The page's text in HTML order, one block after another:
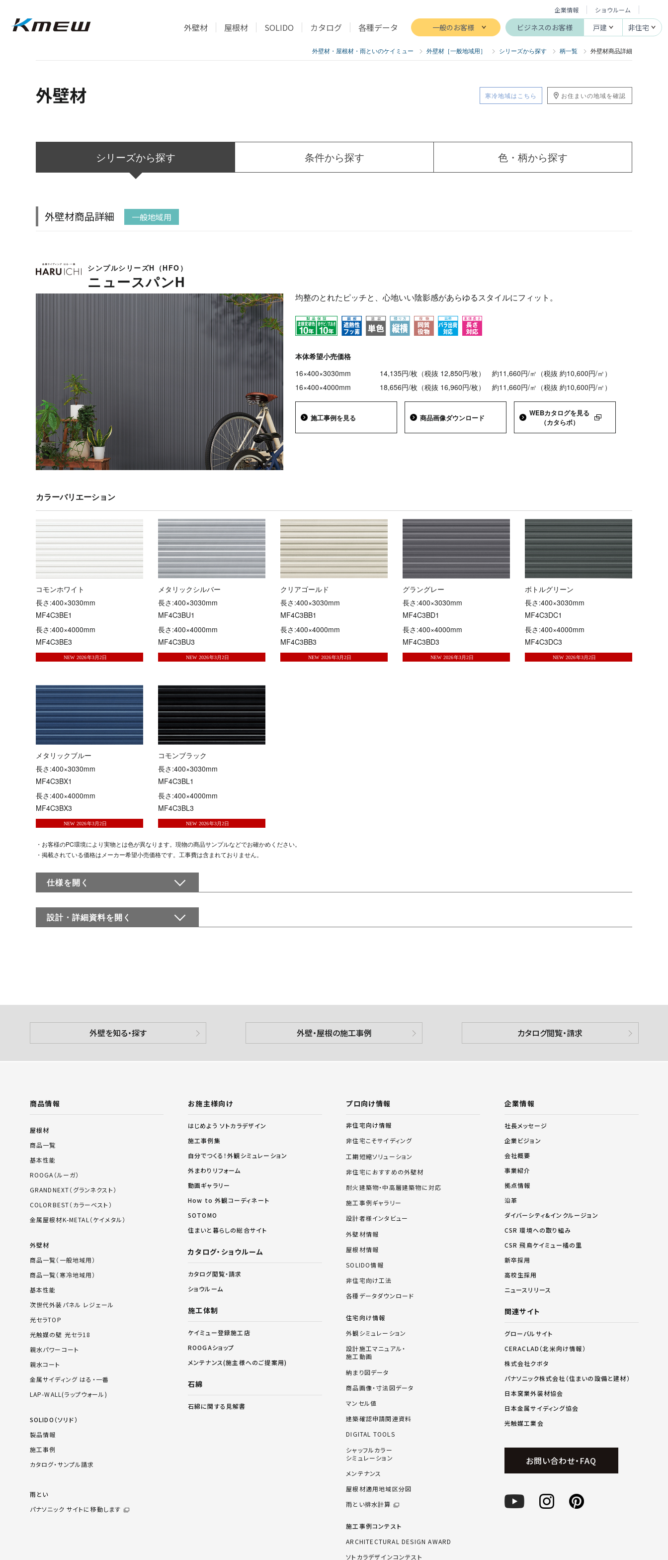
企業情報 ショウルーム
外壁材 屋根材 SOLIDO カタログ 各種データ 一般のお客様 ビジネスのお客様 戸建 非住宅
外壁材・屋根材・雨といのケイミュー 外壁材［一般地域用］ シリーズから探す 柄一覧 外壁材商品詳細
外壁材 寒冷地域はこちら お住まいの地域を確認
シリーズから探す 条件から探す 色・柄から探す
外壁材商品詳細 一般地域用
シンプルシリーズH（HFO）
ニュースパンH
均整のとれたピッチと、心地いい陰影感があらゆるスタイルにフィット。
本体希望小売価格
16×400×3030mm
14,135円/枚（税抜 12,850円/枚） 約11,660円/㎡（税抜 約10,600円/㎡）
16×400×4000mm
18,656円/枚（税抜 16,960円/枚） 約11,660円/㎡（税抜 約10,600円/㎡）
施工事例を見る 商品画像ダウンロード WEBカタログを見る
（カタらボ）
カラーバリエーション
コモンホワイト
長さ:400×3030mm
MF4C3BE1
長さ:400×4000mm
MF4C3BE3
メタリックシルバー
長さ:400×3030mm
MF4C3BU1
長さ:400×4000mm
MF4C3BU3
クリアゴールド
長さ:400×3030mm
MF4C3BB1
長さ:400×4000mm
MF4C3BB3
グラングレー
長さ:400×3030mm
MF4C3BD1
長さ:400×4000mm
MF4C3BD3
ボトルグリーン
長さ:400×3030mm
MF4C3DC1
長さ:400×4000mm
MF4C3DC3
メタリックブルー
長さ:400×3030mm
MF4C3BX1
長さ:400×4000mm
MF4C3BX3
コモンブラック
長さ:400×3030mm
MF4C3BL1
長さ:400×4000mm
MF4C3BL3
・お客様のPC環境により実物とは色が異なります。現物の商品サンプルなどでお確かめください。
・掲載されている価格はメーカー希望小売価格です。工事費は含まれておりません。
仕様を開く
設計・詳細資料を開く
外壁を知る・探す 外壁・屋根の施工事例 カタログ閲覧・請求
商品情報
屋根材
商品一覧
基本性能
ROOGA（ルーガ）
GRANDNEXT（グランネクスト）
COLORBEST（カラーベスト）
金属屋根材K-METAL（ケイメタル）
外壁材
商品一覧（一般地域用）
商品一覧（寒冷地域用）
基本性能
次世代外装パネル レジェール
光セラTOP
光触媒の壁 光セラ18
親水パワーコート
親水コート
金属サイディング はる・一番
LAP-WALL(ラップウォール)
SOLIDO（ソリド）
製品情報
施工事例
カタログ・サンプル請求
雨とい
パナソニック サイトに移動します
お施主様向け
はじめよう ソトカラデザイン
施工事例集
自分でつくる！外観シミュレーション
外まわりリフォーム
動画ギャラリー
How to 外観コーディネート
SOTOMO
住まいと暮らしの総合サイト
カタログ・ショウルーム
カタログ閲覧・請求
ショウルーム
施工体制
ケイミュー登録施工店
ROOGAショップ
メンテナンス(施主様へのご提案用)
石綿
石綿に関する見解書
プロ向け情報
非住宅向け情報
非住宅こそサイディング
工期短縮ソリューション
非住宅におすすめの外壁材
耐火建築物・中高層建築物に対応
施工事例ギャラリー
設計者様インタビュー
外壁材情報
屋根材情報
SOLIDO情報
非住宅向け工法
各種データダウンロード
住宅向け情報
外観シミュレーション
設計施工マニュアル・
施工動画
納まり図データ
商品画像・寸法図データ
マンセル値
建築確認申請関連資料
DIGITAL TOOLS
シャッフルカラー
シミュレーション
メンテナンス
屋根材適用地域区分図
雨とい排水計算
施工事例コンテスト
ARCHITECTURAL DESIGN AWARD
ソトカラデザインコンテスト
企業情報
社長メッセージ
企業ビジョン
会社概要
事業紹介
拠点情報
沿革
ダイバーシティ&インクルージョン
CSR 環境への取り組み
CSR 飛鳥ケイミュー橘の里
新卒採用
高校生採用
ニュースリリース
関連サイト
グローバルサイト
CERACLAD（北米向け情報）
株式会社クボタ
パナソニック株式会社（住まいの設備と建材）
日本窯業外装材協会
日本金属サイディング協会
光触媒工業会
お問い合わせ・FAQ